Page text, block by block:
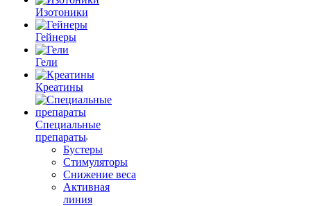
Изотоники
Гейнеры
Гели
Креатины
Специальные
препараты
Бустеры
Стимуляторы
Снижение веса
Активная
линия